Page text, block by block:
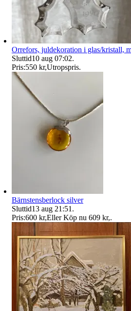
Orrefors, juldekoration i glas/kristall,
Sluttid10 aug 07:02.
Pris:550 kr,Utropspris.
Bärnstensberlock silver
Sluttid13 aug 21:51 .
Pris:600 kr,Eller Köp nu 609 kr,.